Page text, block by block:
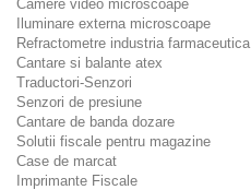
Camere video microscoape
Iluminare externa microscoape
Refractometre industria farmaceutica
Cantare si balante atex
Traductori-Senzori
Senzori de presiune
Cantare de banda dozare
Solutii fiscale pentru magazine
Case de marcat
Imprimante Fiscale